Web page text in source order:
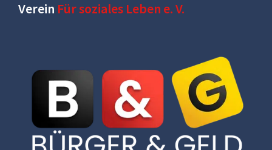
Verein Für soziales Leben e. V.